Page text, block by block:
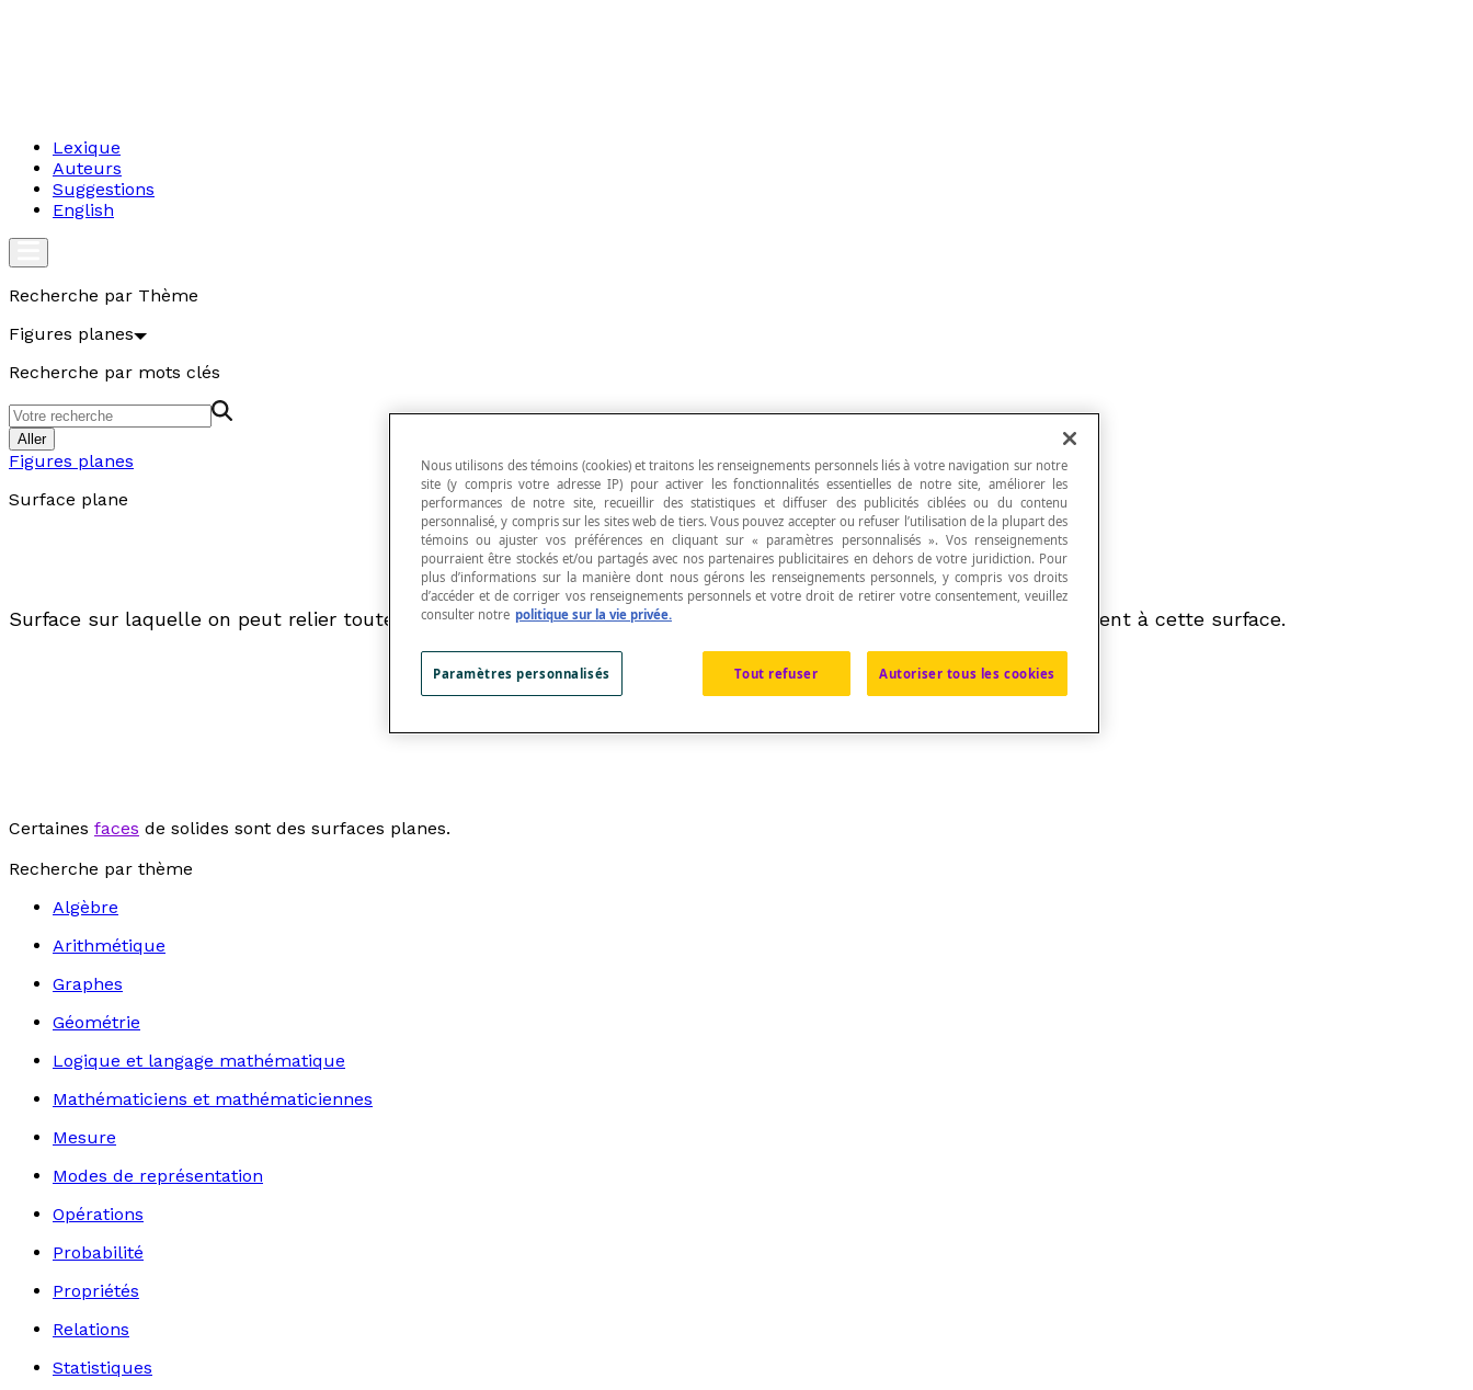
Lexique
Auteurs
Suggestions
English
Recherche par Thème
Figures planes
Recherche par mots clés
Aller
Figures planes
Surface plane
Surface sur laquelle on peut relier toute paire de points par unsegment de droite dont tous les points appartiennent à cette surface.
Certaines faces de solides sont des surfaces planes.
Recherche par thème
Algèbre
Arithmétique
Graphes
Géométrie
Logique et langage mathématique
Mathématiciens et mathématiciennes
Mesure
Modes de représentation
Opérations
Probabilité
Propriétés
Relations
Statistiques
Nous utilisons des témoins (cookies) et traitons les renseignements personnels liés à votre navigation sur notre
site (y compris votre adresse IP) pour activer les fonctionnalités essentielles de notre site, améliorer les
performances de notre site, recueillir des statistiques et diffuser des publicités ciblées ou du contenu
personnalisé, y compris sur les sites web de tiers. Vous pouvez accepter ou refuser l’utilisation de la plupart des
témoins ou ajuster vos préférences en cliquant sur « paramètres personnalisés ». Vos renseignements
pourraient être stockés et/ou partagés avec nos partenaires publicitaires en dehors de votre juridiction. Pour
plus d’informations sur la manière dont nous gérons les renseignements personnels, y compris vos droits
d’accéder et de corriger vos renseignements personnels et votre droit de retirer votre consentement, veuillez
consulter notre politique sur la vie privée.
Tout refuser Autoriser tous les cookies
Paramètres personnalisés